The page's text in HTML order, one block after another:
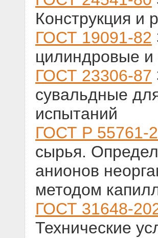
Конструкция и
ГОСТ 19091-82
цилиндровые
ГОСТ 23306-87
сувальдные
испытаний
ГОСТ Р 55761-
сырья.
анионов
методом
ГОСТ 31648-
Технические